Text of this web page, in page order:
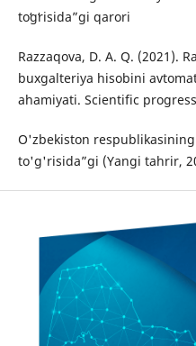
toʻgʻrisida”gi qarori
Razzaqova, D. A. Q. (2021).
buxgalteriya hisobini
ahamiyati. Scientific
O'zbekiston
to'g'risida”gi (Yangi tahrir,